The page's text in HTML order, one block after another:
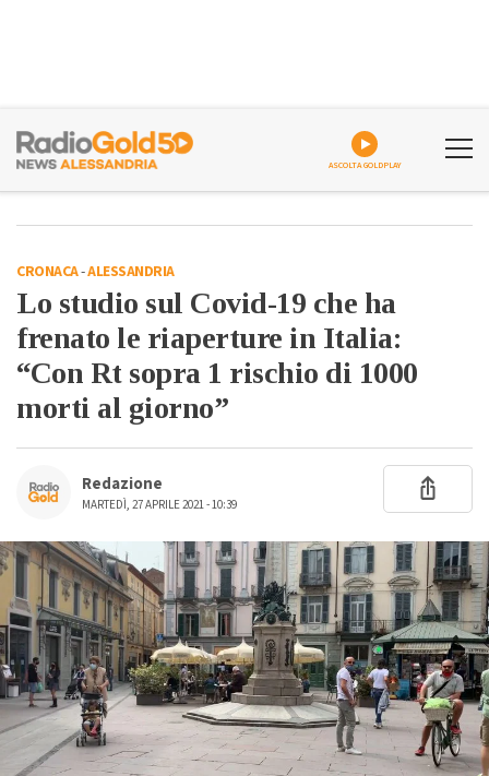
ASCOLTA GOLDPLAY
CRONACA-ALESSANDRIA
Lo studio sul Covid-19 che ha
frenato le riaperture in Italia:
“Con Rt sopra 1 rischio di 1000
morti al giorno”
Redazione
MARTEDÌ, 27 APRILE 2021 - 10:39